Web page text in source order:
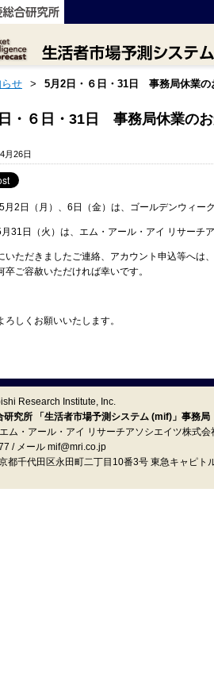
せ > 5月2日・６日・31日 事務局休業の
・６日・31日 事務局休業の
月26日
月2日（月）、6日（金）は、ゴールデンウィー
月31日（火）は、エム・アール・アイ リサーチ
いただきましたご連絡、アカウント申込等へは
卒ご容赦いただければ幸いです。
ろしくお願いいたします。
Research Institute, Inc.
研究所 「生活者市場予測システム (mif)」事務局
ム・アール・アイ リサーチアソシエイツ株式会
/ メール mif@mri.co.jp
千代田区永田町二丁目10番3号 東急キャピト